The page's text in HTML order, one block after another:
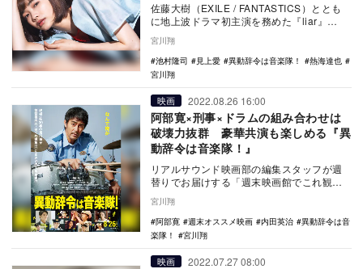
佐藤大樹（EXILE / FANTASTICS）ととも
に地上波ドラマ初主演を務めた『liar』
（MBS／TBS）をはじめ、映画『…
宮川翔
池村隆司
見上愛 異動辞令は音楽隊！
熱海達也
宮川翔
映画 2022.08.26 16:00
阿部寛×刑事×ドラムの組み合わせは
破壊力抜群 豪華共演も楽しめる『異
動辞令は音楽隊！』
リアルサウンド映画部の編集スタッフが週
替りでお届けする「週末映画館でこれ観よ
う！」。毎週末にオススメ映画・特集上映
をご紹介。今週…
宮川翔
阿部寛
週末オススメ映画 内田英治
異動辞令は音
楽隊！
宮川翔
映画 2022.07.27 08:00